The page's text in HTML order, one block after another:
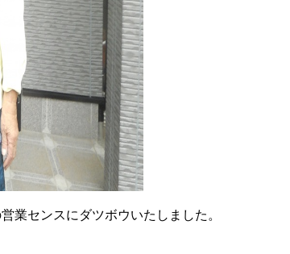
業センスにダツボウいたしました。